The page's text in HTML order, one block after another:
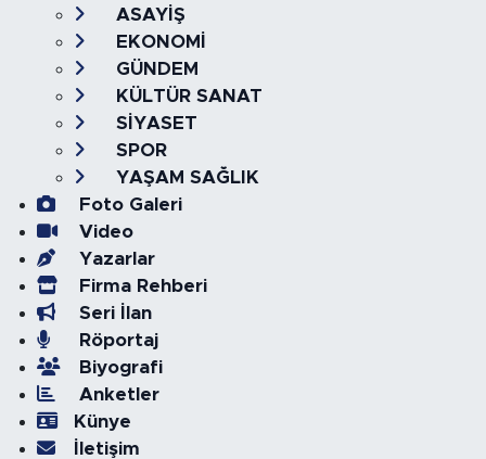
ASAYİŞ
EKONOMİ
GÜNDEM
KÜLTÜR SANAT
SİYASET
SPOR
YAŞAM SAĞLIK
Foto Galeri
Video
Yazarlar
Firma Rehberi
Seri İlan
Röportaj
Biyografi
Anketler
Künye
İletişim